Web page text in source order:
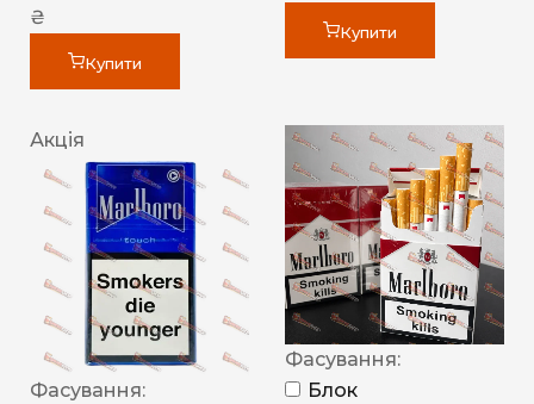
₴
Купити
Купити
Акція
Фасування:
Фасування:
Блок